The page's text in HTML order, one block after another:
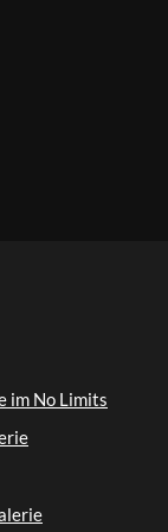
im No Limits